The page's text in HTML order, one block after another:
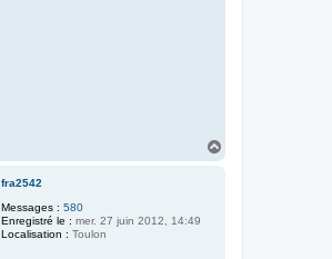
fra2542
Messages : 580
Enregistré le : mer. 27 juin 2012, 14:49
Localisation : Toulon